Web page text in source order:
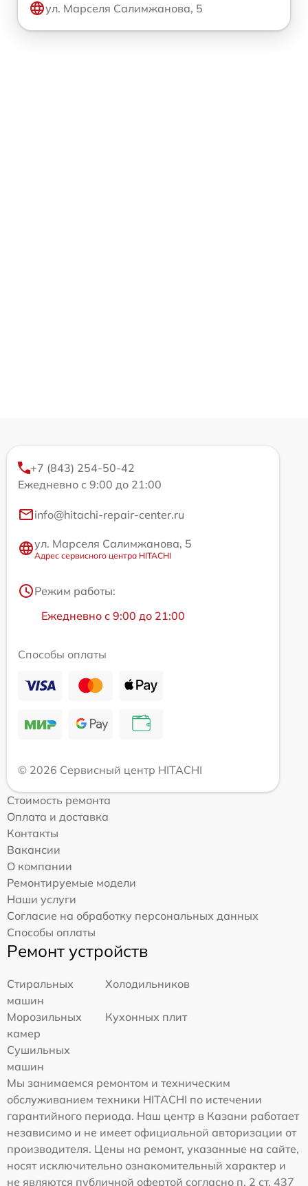
ул. Марселя Салимжанова, 5
+7 (843) 254-50-42
Ежедневно с 9:00 до 21:00
info@hitachi-repair-center.ru
ул. Марселя Салимжанова, 5
Адрес сервисного центра HITACHI
Режим работы:
Ежедневно с 9:00 до 21:00
Способы оплаты
© 2026 Сервисный центр HITACHI
Стоимость ремонта
Оплата и доставка
Контакты
Вакансии
О компании
Ремонтируемые модели
Наши услуги
Согласие на обработку персональных данных
Способы оплаты
Ремонт устройств
Стиральных
машин
Холодильников
Морозильных
камер
Кухонных плит
Сушильных
машин
Мы занимаемся ремонтом и техническим
обслуживанием техники HITACHI по истечении
гарантийного периода. Наш центр в Казани работает
независимо и не имеет официальной авторизации от
производителя. Цены на ремонт, указанные на сайте,
носят исключительно ознакомительный характер и
не являются публичной офертой согласно п. 2 ст. 437